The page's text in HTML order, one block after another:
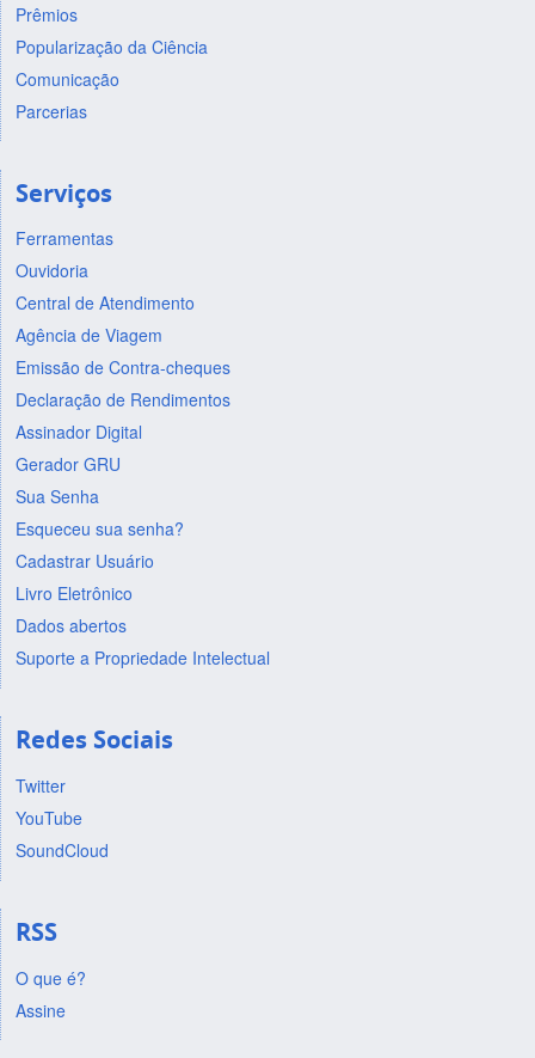
Prêmios
Popularização da Ciência
Comunicação
Parcerias
Serviços
Ferramentas
Ouvidoria
Central de Atendimento
Agência de Viagem
Emissão de Contra-cheques
Declaração de Rendimentos
Assinador Digital
Gerador GRU
Sua Senha
Esqueceu sua senha?
Cadastrar Usuário
Livro Eletrônico
Dados abertos
Suporte a Propriedade Intelectual
Redes Sociais
Twitter
YouTube
SoundCloud
RSS
O que é?
Assine